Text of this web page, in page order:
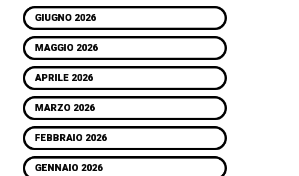
GIUGNO 2026
MAGGIO 2026
APRILE 2026
MARZO 2026
FEBBRAIO 2026
GENNAIO 2026